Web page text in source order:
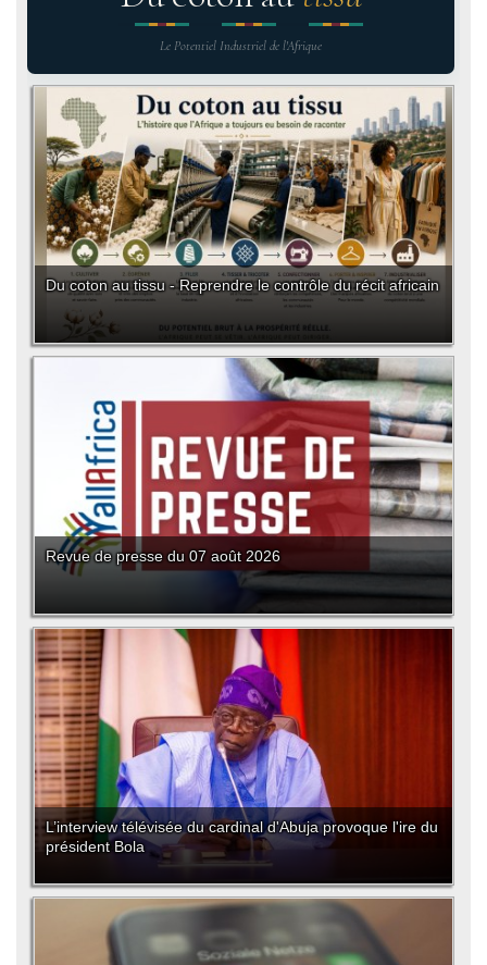
Le Potentiel Industriel de l'Afrique
Du coton au tissu - Reprendre le contrôle du récit africain
Revue de presse du 07 août 2026
L’interview télévisée du cardinal d'Abuja provoque l'ire du
président Bola